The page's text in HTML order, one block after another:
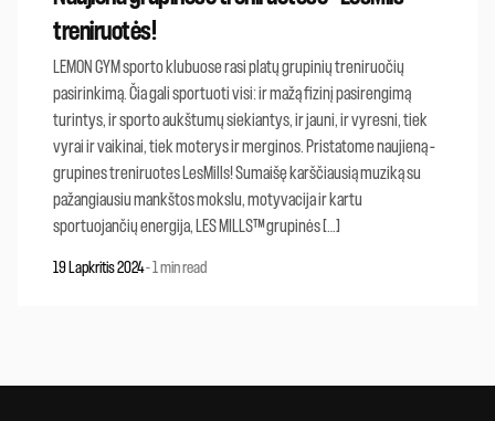
treniruotės!
LEMON GYM sporto klubuose rasi platų grupinių treniruočių
pasirinkimą. Čia gali sportuoti visi: ir mažą fizinį pasirengimą
turintys, ir sporto aukštumų siekiantys, ir jauni, ir vyresni, tiek
vyrai ir vaikinai, tiek moterys ir merginos. Pristatome naujieną –
grupines treniruotes LesMills! Sumaišę karščiausią muziką su
pažangiausiu mankštos mokslu, motyvacija ir kartu
sportuojančių energija, LES MILLS™ grupinės […]
19 Lapkritis 2024-1 min read